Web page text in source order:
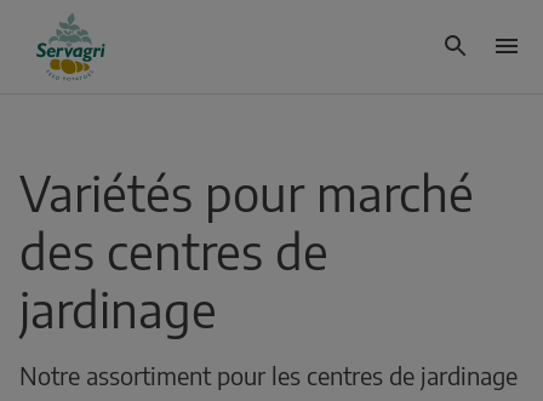
Variétés pour marché
des centres de
jardinage
Notre assortiment pour les centres de jardinage